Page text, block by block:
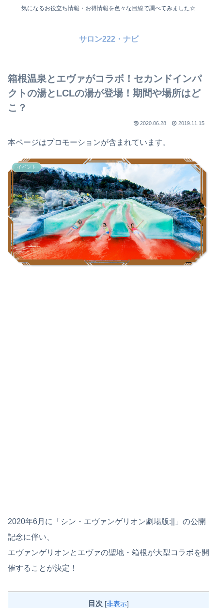
気になるお役立ち情報・お得情報を色々な目線で調べてみました☆
サロン222・ナビ
箱根温泉とエヴァがコラボ！セカンドインパ
クトの湯とLCLの湯が登場！期間や場所はど
こ？
2020.06.28 2019.11.15
本ページはプロモーションが含まれています。
イベント
2020年6月に「シン・エヴァンゲリオン劇場版:||」の公開
記念に伴い、
エヴァンゲリオンとエヴァの聖地・箱根が大型コラボを開
催することが決定！
目次 [非表示]